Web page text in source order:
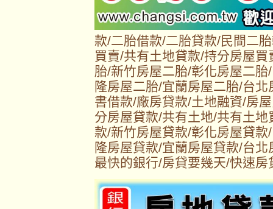
款/二胎借款/二胎貸款/民間二
買賣/共有土地貸款/持分房屋
胎/新竹房屋二胎/彰化房屋二
隆房屋二胎/宜蘭房屋二胎/台
書借款/廠房貸款/土地融資/房
分房屋貸款/共有土地/共有土
款/新竹房屋貸款/彰化房屋貸
隆房屋貸款/宜蘭房屋貸款/台
最快的銀行/房貸要幾天/快速房